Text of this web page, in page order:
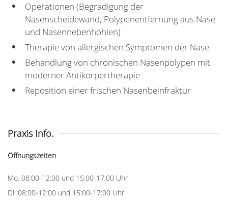
Operationen (Begradigung der
Nasenscheidewand, Polypenentfernung aus Nase
und Nasennebenhöhlen)
Therapie von allergischen Symptomen der Nase
Behandlung von chronischen Nasenpolypen mit
moderner Antikörpertherapie
Reposition einer frischen Nasenbeinfraktur
Praxis Info.
Öffnungszeiten
Mo. 08:00-12:00 und 15:00-17:00 Uhr
Di. 08:00-12:00 und 15:00-17:00 Uhr